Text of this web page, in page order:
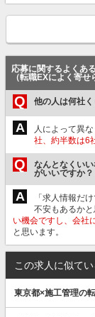
応募に関するよくあ
（転職EXによく寄せ
Q 他の人は何社
A 人によって異な
社、約半数は6
Q
なんとなくい
がいいですか？
A
「求人情報だ
不安もあるかと
い機会ですし、会社
と思います。
この求人に似て
東京都×施工管理の